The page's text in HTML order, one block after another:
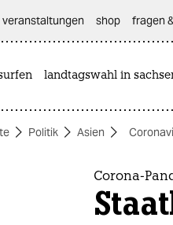
veranstaltungen shop fragen
landtagswahl in
Politik Asien
Corona-